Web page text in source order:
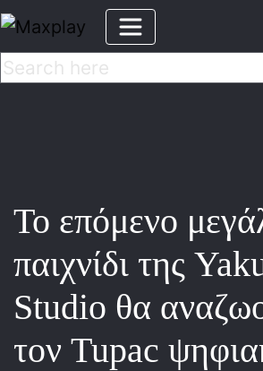
Το επόμενο
παιχνίδι της
Studio θα
τον Tupac